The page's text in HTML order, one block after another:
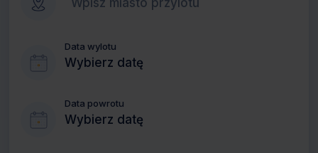
Data wylotu
Wybierz datę
Data powrotu
Wybierz datę